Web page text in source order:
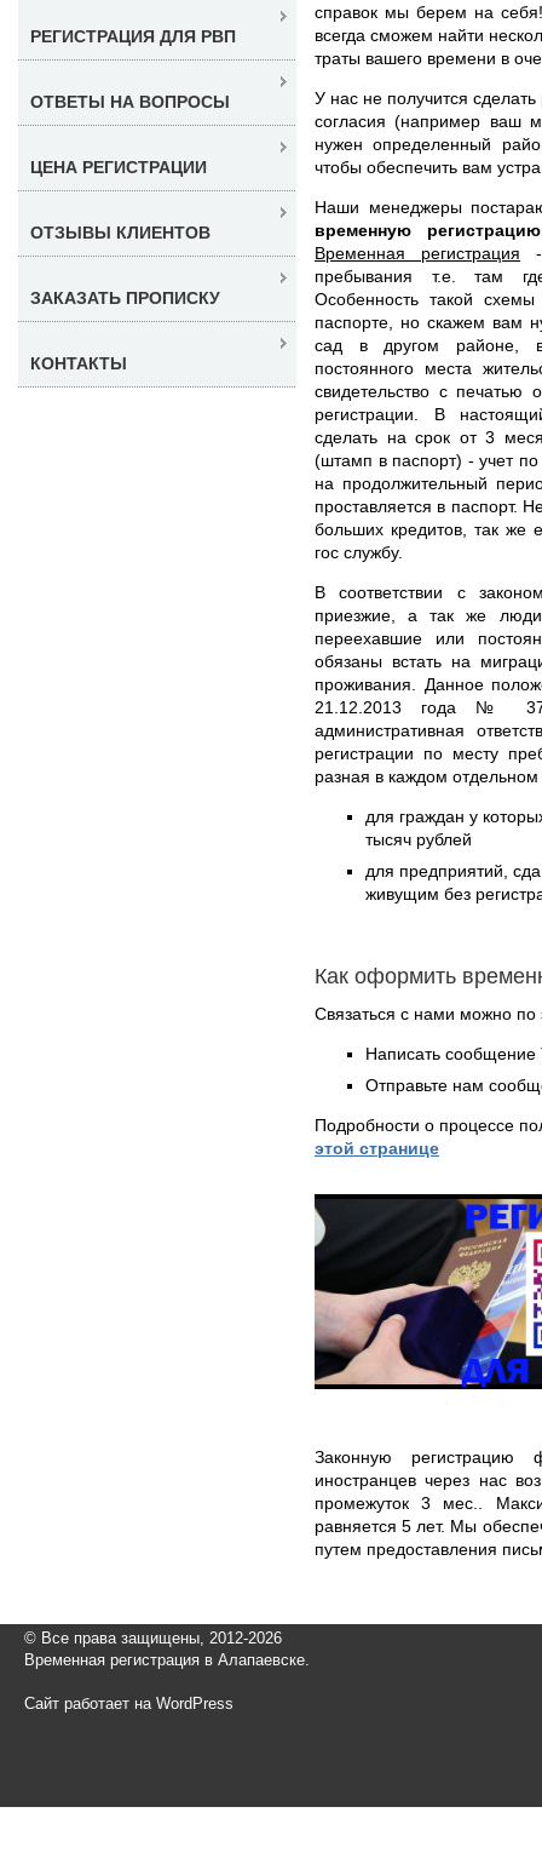
справок мы берем на
всегда сможем найти
траты вашего времени в
У нас не получится
согласия (например ваш
нужен определенный
чтобы обеспечить вам
Наши менеджеры
временную
Временная регистрация -
пребывания т.е. там
Особенность такой
паспорте, но скажем вам
сад в другом районе,
постоянного места
свидетельство с
регистрации. В
сделать на срок от 3
(штамп в паспорт) - учет по
на продолжительный
проставляется в паспорт.
больших кредитов, так же
гос службу.
В соответствии с
приезжие, а так же
переехавшие или
обязаны встать на
проживания. Данное
21.12.2013 года №
административная
регистрации по месту
разная в каждом отдельном
для граждан у
тысяч рублей
для предприятий,
живущим без
Как оформить
Связаться с нами можно по
Написать
Отправьте нам
Подробности о процессе
этой странице
Законную регистрацию
иностранцев через нас
промежуток 3 мес..
равняется 5 лет. Мы
путем предоставления
РЕГИСТРАЦИЯ ДЛЯ РВП
ОТВЕТЫ НА ВОПРОСЫ
ЦЕНА РЕГИСТРАЦИИ
ОТЗЫВЫ КЛИЕНТОВ
ЗАКАЗАТЬ ПРОПИСКУ
КОНТАКТЫ
© Все права защищены, 2012-2026
Временная регистрация в Алапаевске.
Сайт работает на WordPress